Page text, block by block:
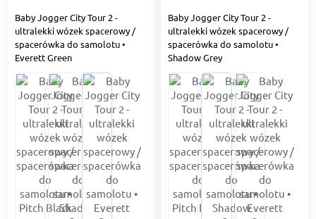
Baby Jogger City Tour 2 -
ultralekki wózek spacerowy /
spacerówka do samolotu •
Everett Green
Baby Jogger City Tour 2 -
ultralekki wózek spacerowy /
spacerówka do samolotu •
Shadow Grey